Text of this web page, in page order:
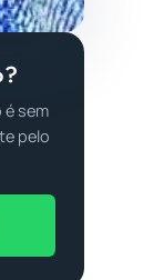
é sem
pelo